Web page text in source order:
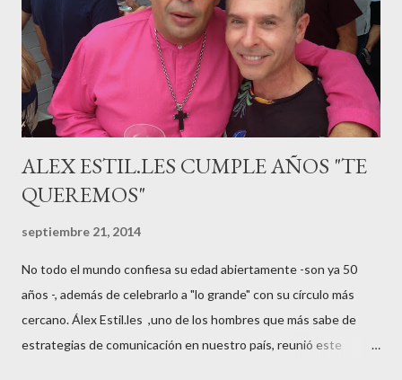
gestación Marta tiró adelante con el embarazo, ahora es una
mamá feliz. Otro de los modelos que ha sido padre este año ha
sido el madrileño, Emilio Flores , el top que desfiló en las mejores
pasarelas ...
ALEX ESTIL.LES CUMPLE AÑOS "TE
QUEREMOS"
septiembre 21, 2014
No todo el mundo confiesa su edad abiertamente -son ya 50
años -, además de celebrarlo a "lo grande" con su círculo más
cercano. Álex Estil.les ,uno de los hombres que más sabe de
estrategias de comunicación en nuestro país, reunió este